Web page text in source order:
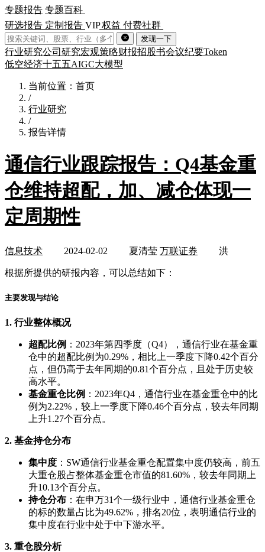
专题报告 专题百科
研选报告 定制报告 VIP权益 付费社群
发现一下
行业研究公司研究宏观策略财报招股书会议纪要Token
低空经济十五五AIGC大模型
当前位置：首页
/
行业研究
/
报告详情
通信行业跟踪报告：Q4基金重
仓维持超配，加、减仓体现一
定周期性
信息技术 2024-02-02 夏清莹 万联证券 洪
根据所提供的研报内容，可以总结如下：
主要发现与结论
1. 行业整体概况
超配比例 ：2023年第四季度（Q4），通信行业在基金重
仓中的超配比例为0.29%，相比上一季度下降0.42个百分
点，但仍高于去年同期的0.81个百分点，且处于历史较
高水平。
基金重仓比例 ：2023年Q4，通信行业在基金重仓中的比
例为2.22%，较上一季度下降0.46个百分点，较去年同期
上升1.27个百分点。
2. 基金持仓分布
集中度 ：SW通信行业基金重仓配置集中度仍较高，前五
大重仓股占整体基金重仓市值的81.60%，较去年同期上
升10.13个百分点。
持仓分布 ：在申万31个一级行业中，通信行业基金重仓
的标的数量占比为49.62%，排名20位，表明通信行业的
集中度在行业中处于中下游水平。
3. 重仓股分析